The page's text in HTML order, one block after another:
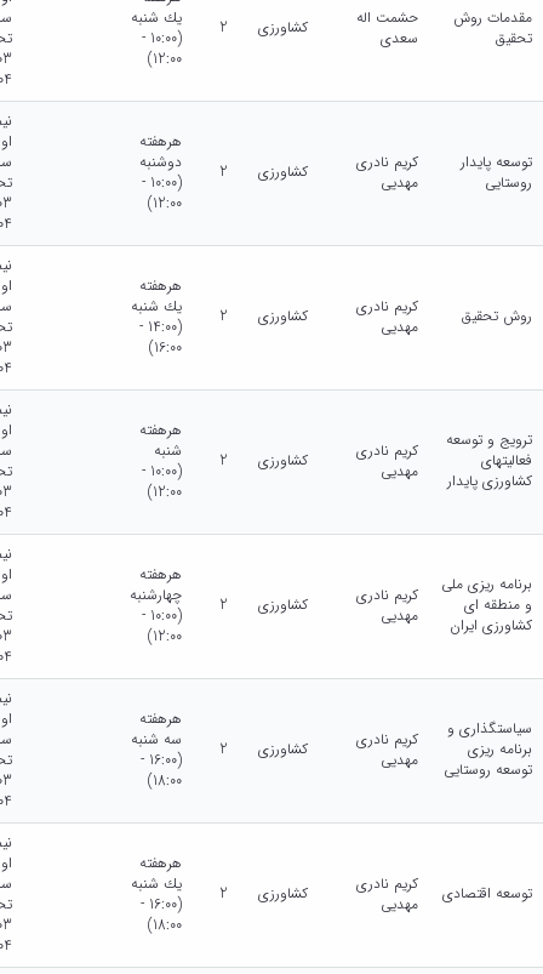
مقدمات روش
تحقیق
حشمت اله
سعدی
کشاورزی 2
يك شنبه
(10:00 -
12:00)
توسعه پایدار
روستایی
کریم نادری
مهدیی
کشاورزی 2
هرهفته
دوشنبه
(10:00 -
12:00)
روش تحقیق
کریم نادری
مهدیی
کشاورزی 2
هرهفته
يك شنبه
(14:00 -
16:00)
ترویج و توسعه
فعالیتهای
کشاورزی پایدار
کریم نادری
مهدیی
کشاورزی 2
هرهفته
شنبه
(10:00 -
12:00)
برنامه ریزی ملی
و منطقه ای
کشاورزی ایران
کریم نادری
مهدیی
کشاورزی 2
هرهفته
چهارشنبه
(10:00 -
12:00)
سیاستگذاری و
برنامه ریزی
توسعه روستایی
کریم نادری
مهدیی
کشاورزی 2
هرهفته
سه شنبه
(16:00 -
18:00)
توسعه اقتصادی
کریم نادری
مهدیی
کشاورزی 2
هرهفته
يك شنبه
(16:00 -
18:00)